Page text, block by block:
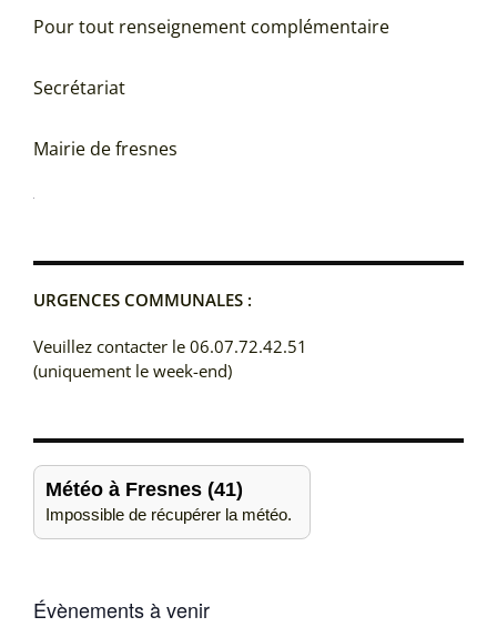
Pour tout renseignement complémentaire
Secrétariat
Mairie de fresnes
URGENCES COMMUNALES :
Veuillez contacter le 06.07.72.42.51
(uniquement le week-end)
Météo à Fresnes (41)
Impossible de récupérer la météo.
Évènements à venir